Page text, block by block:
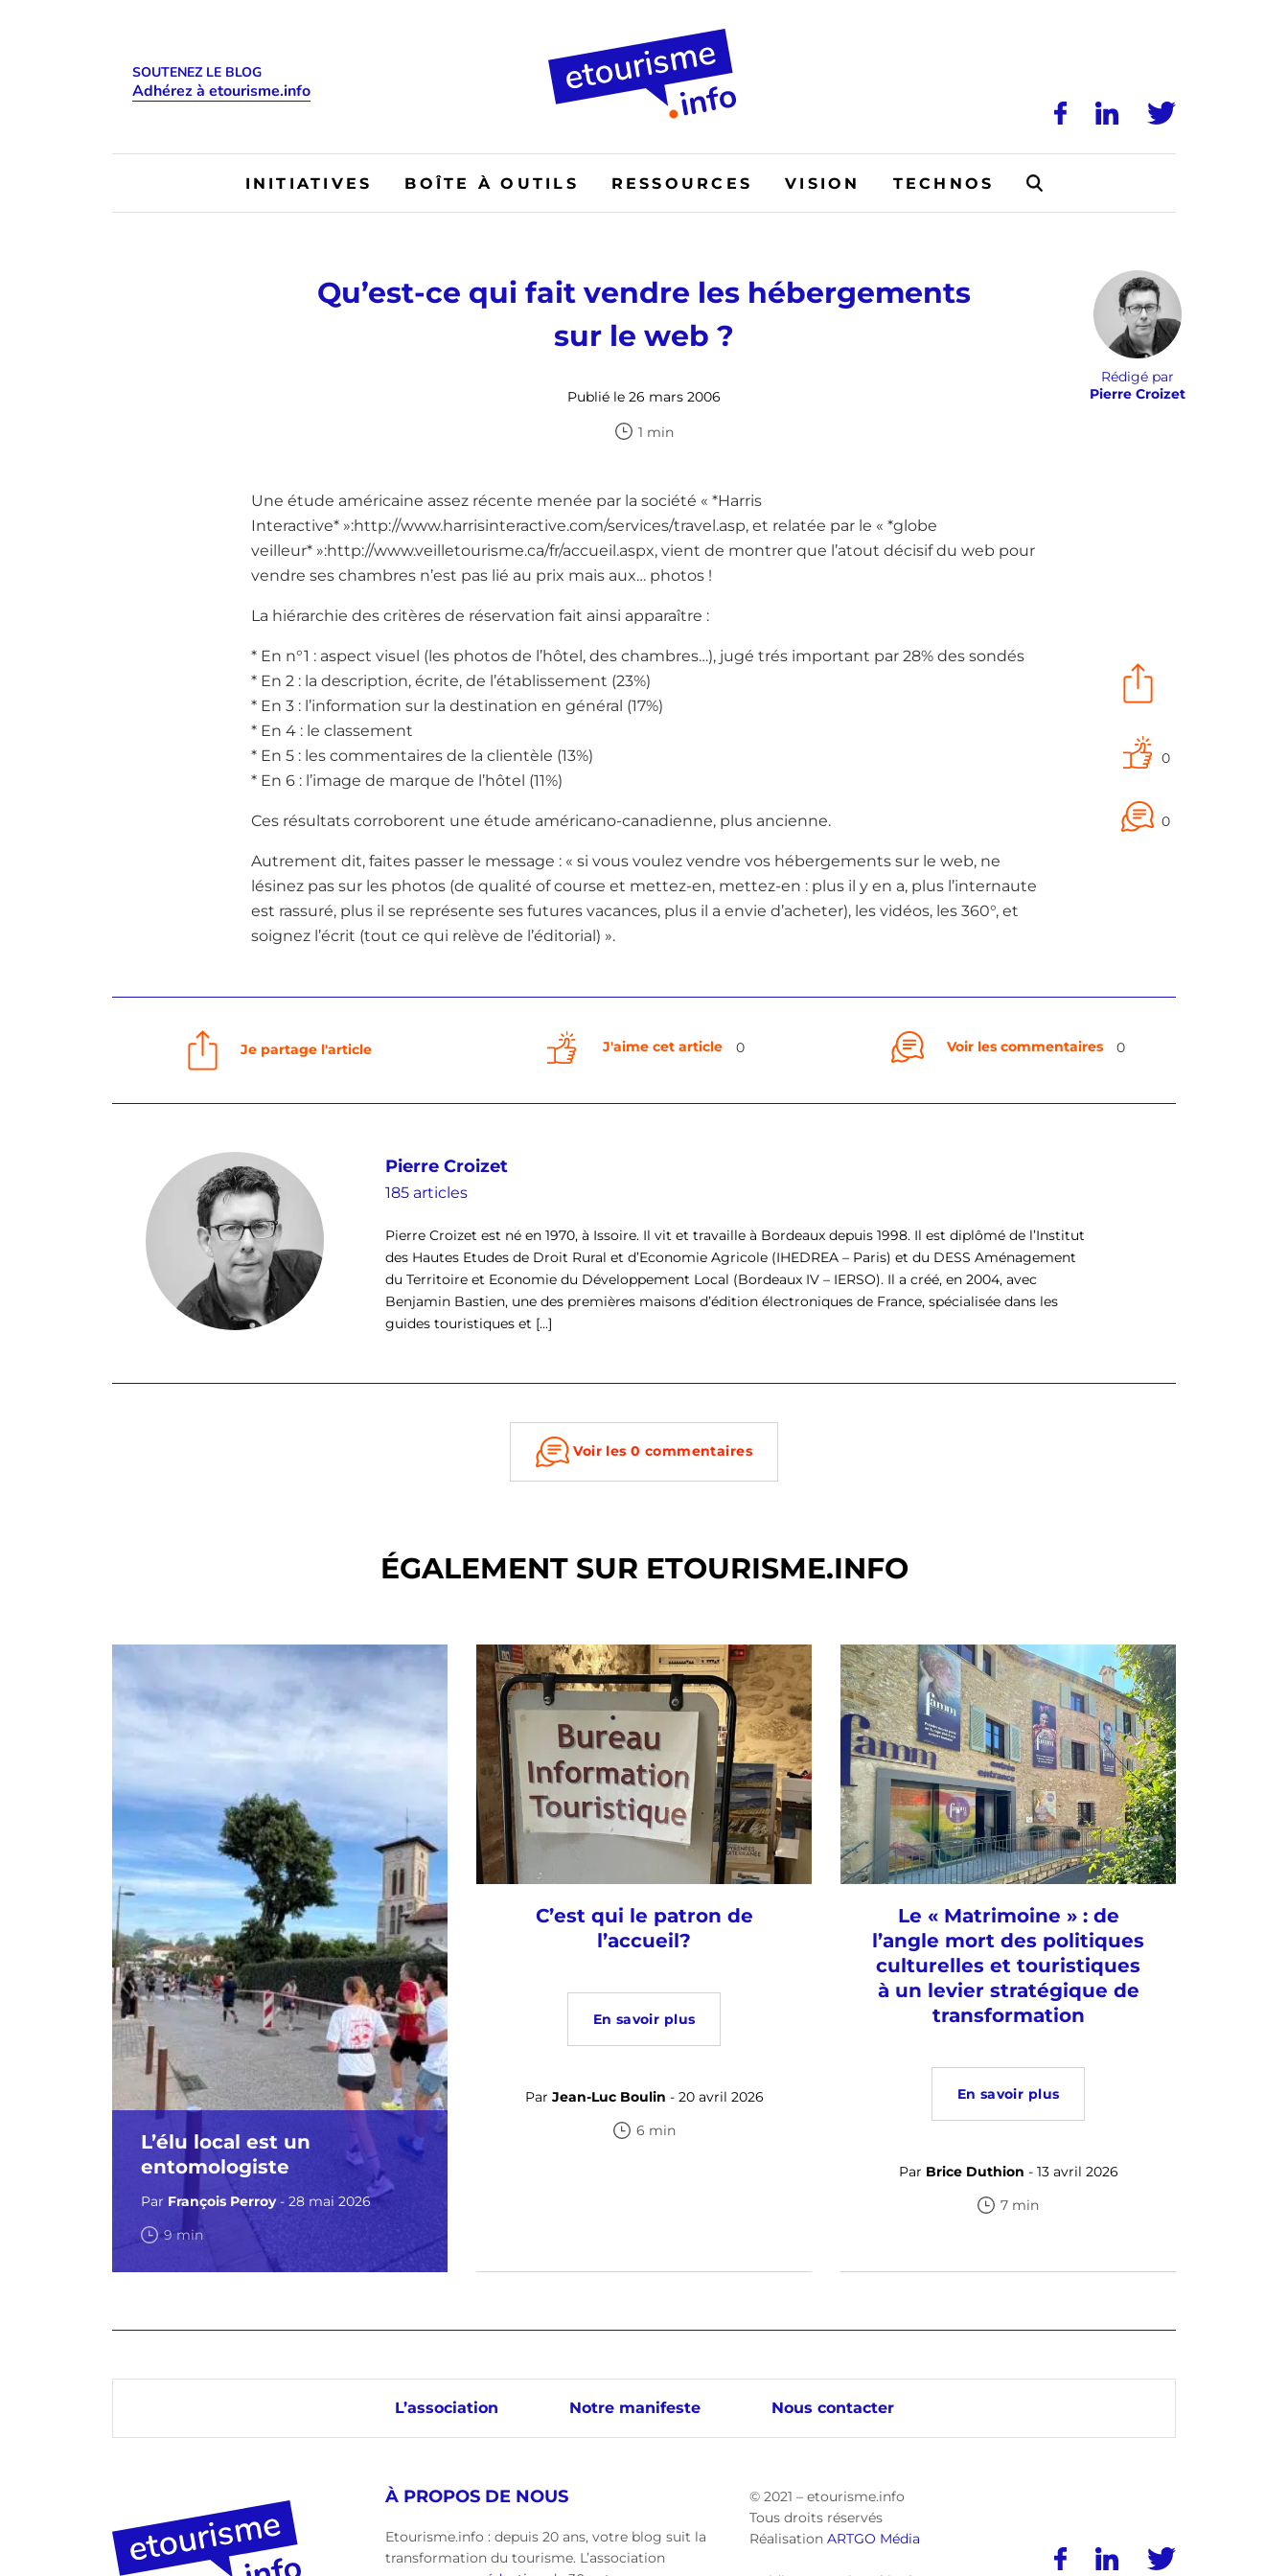
SOUTENEZ LE BLOG
Adhérez à etourisme.info
INITIATIVES BOÎTE À OUTILS RESSOURCES VISION TECHNOS
Qu’est-ce qui fait vendre les hébergements
sur le web ?
Publié le 26 mars 2006
1 min
Rédigé par
Pierre Croizet
0
0
Une étude américaine assez récente menée par la société « *Harris
Interactive* »:http://www.harrisinteractive.com/services/travel.asp, et relatée par le « *globe
veilleur* »:http://www.veilletourisme.ca/fr/accueil.aspx, vient de montrer que l’atout décisif du web pour
vendre ses chambres n’est pas lié au prix mais aux… photos !
La hiérarchie des critères de réservation fait ainsi apparaître :
* En n°1 : aspect visuel (les photos de l’hôtel, des chambres…), jugé trés important par 28% des sondés
* En 2 : la description, écrite, de l’établissement (23%)
* En 3 : l’information sur la destination en général (17%)
* En 4 : le classement
* En 5 : les commentaires de la clientèle (13%)
* En 6 : l’image de marque de l’hôtel (11%)
Ces résultats corroborent une étude américano-canadienne, plus ancienne.
Autrement dit, faites passer le message : « si vous voulez vendre vos hébergements sur le web, ne
lésinez pas sur les photos (de qualité of course et mettez-en, mettez-en : plus il y en a, plus l’internaute
est rassuré, plus il se représente ses futures vacances, plus il a envie d’acheter), les vidéos, les 360°, et
soignez l’écrit (tout ce qui relève de l’éditorial) ».
Je partage l'article J'aime cet article 0 Voir les commentaires 0
Pierre Croizet
185 articles
Pierre Croizet est né en 1970, à Issoire. Il vit et travaille à Bordeaux depuis 1998. Il est diplômé de l’Institut
des Hautes Etudes de Droit Rural et d’Economie Agricole (IHEDREA – Paris) et du DESS Aménagement
du Territoire et Economie du Développement Local (Bordeaux IV – IERSO). Il a créé, en 2004, avec
Benjamin Bastien, une des premières maisons d’édition électroniques de France, spécialisée dans les
guides touristiques et [...]
Voir les 0 commentaires
ÉGALEMENT SUR ETOURISME.INFO
L’élu local est un
entomologiste
Par François Perroy- 28 mai 2026
9 min
C’est qui le patron de
l’accueil?
En savoir plus
Par Jean-Luc Boulin - 20 avril 2026
6 min
Le « Matrimoine » : de
l’angle mort des politiques
culturelles et touristiques
à un levier stratégique de
transformation
En savoir plus
Par Brice Duthion - 13 avril 2026
7 min
L’association Notre manifeste Nous contacter
À PROPOS DE NOUS
Etourisme.info : depuis 20 ans, votre blog suit la
transformation du tourisme. L’association
© 2021 – etourisme.info
Tous droits réservés
Réalisation ARTGO Média